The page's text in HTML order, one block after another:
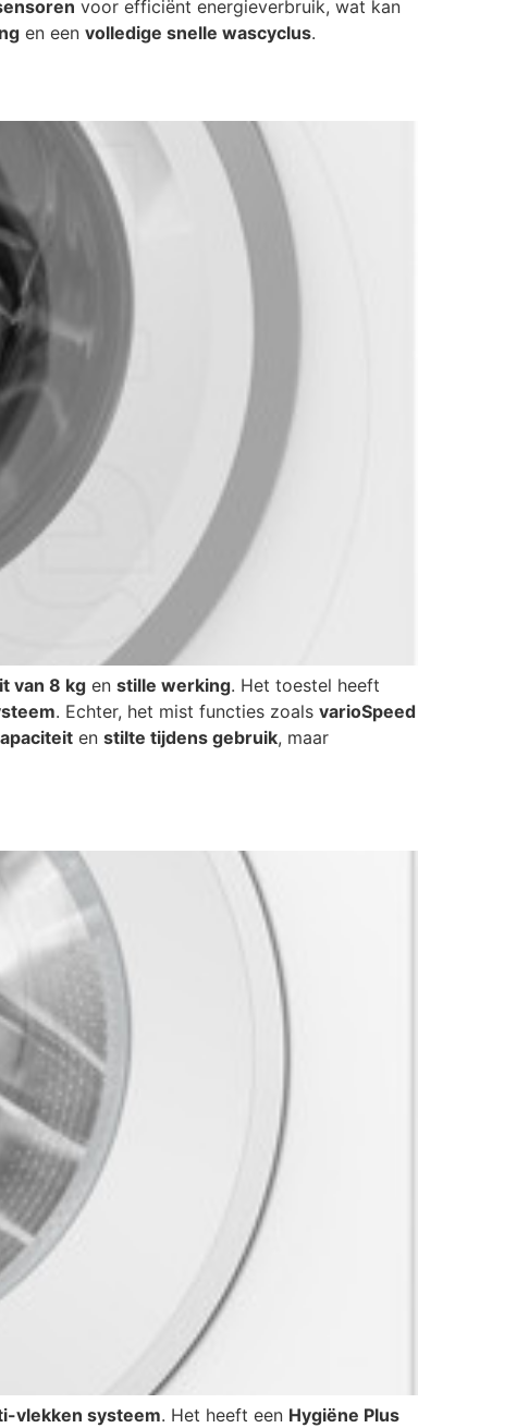
voor efficiënt energieverbruik, wat kan
en een volledige snelle wascyclus.
van 8 kg en stille werking. Het toestel heeft
. Echter, het mist functies zoals varioSpeed
en stilte tijdens gebruik, maar
vlekken systeem. Het heeft een Hygiëne Plus